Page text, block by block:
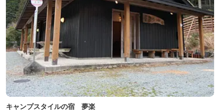
キャンプスタイルの宿 夢楽